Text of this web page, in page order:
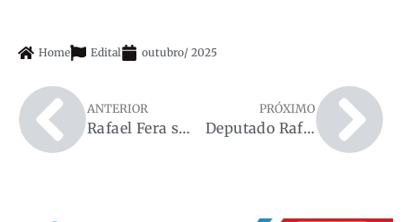
Home Edital outubro/ 2025
ANTERIOR
Rafael Fera se reúne com pecuaristas e reforça compromisso com setor produtivo de Rondônia
PRÓXIMO
Deputado Rafael Fera denuncia desapropriação de sitiantes em Rondônia na tribuna da Câmara Federal